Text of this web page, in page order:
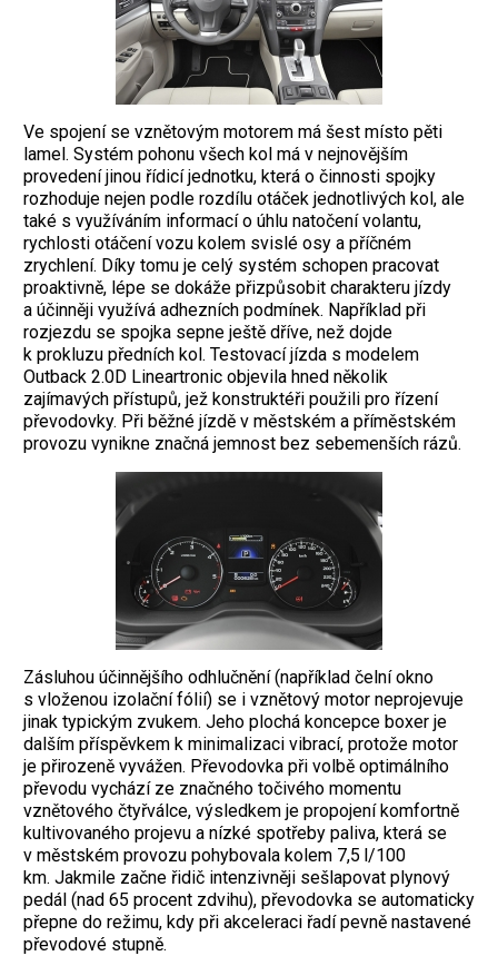
Ve spojení se vznětovým motorem má šest místo pěti
lamel. Systém pohonu všech kol má v nejnovějším
provedení jinou řídicí jednotku, která o činnosti spojky
rozhoduje nejen podle rozdílu otáček jednotlivých kol, ale
také s využíváním informací o úhlu natočení volantu,
rychlosti otáčení vozu kolem svislé osy a příčném
zrychlení. Díky tomu je celý systém schopen pracovat
proaktivně, lépe se dokáže přizpůsobit charakteru jízdy
a účinněji využívá adhezních podmínek. Například při
rozjezdu se spojka sepne ještě dříve, než dojde
k prokluzu předních kol. Testovací jízda s modelem
Outback 2.0D Lineartronic objevila hned několik
zajímavých přístupů, jež konstruktéři použili pro řízení
převodovky. Při běžné jízdě v městském a příměstském
provozu vynikne značná jemnost bez sebemenších rázů.
Zásluhou účinnějšího odhlučnění (například čelní okno
s vloženou izolační fólií) se i vznětový motor neprojevuje
jinak typickým zvukem. Jeho plochá koncepce boxer je
dalším příspěvkem k minimalizaci vibrací, protože motor
je přirozeně vyvážen. Převodovka při volbě optimálního
převodu vychází ze značného točivého momentu
vznětového čtyřválce, výsledkem je propojení komfortně
kultivovaného projevu a nízké spotřeby paliva, která se
v městském provozu pohybovala kolem 7,5 l/100
km. Jakmile začne řidič intenzivněji sešlapovat plynový
pedál (nad 65 procent zdvihu), převodovka se automaticky
přepne do režimu, kdy při akceleraci řadí pevně nastavené
převodové stupně.